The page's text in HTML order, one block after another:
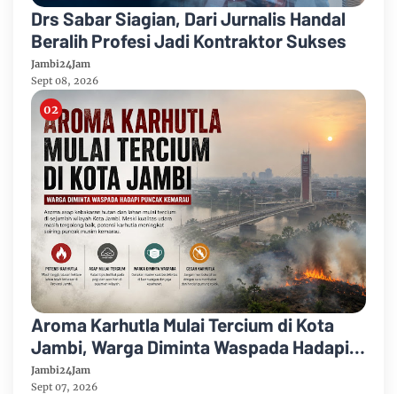
Drs Sabar Siagian, Dari Jurnalis Handal
Beralih Profesi Jadi Kontraktor Sukses
Jambi24Jam
Sept 08, 2026
Aroma Karhutla Mulai Tercium di Kota
Jambi, Warga Diminta Waspada Hadapi
Puncak Kemarau
Jambi24Jam
Sept 07, 2026